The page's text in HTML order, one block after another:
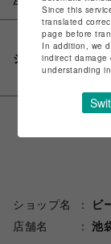
シェアする
ショップ名
ビ
店舗名
池
Since this
translated
page before
In addition, we
indirect
understanding